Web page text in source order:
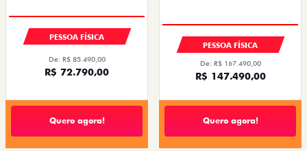
PESSOA FÍSICA
De: R$ 85.490,00
R$ 72.790,00
Quero agora!
PESSOA FÍSICA
De: R$ 167.490,00
R$ 147.490,00
Quero agora!